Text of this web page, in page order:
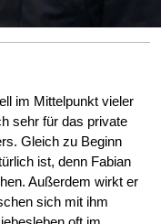
im Mittelpunkt vieler
sehr für das private
Gleich zu Beginn
ist, denn Fabian
Außerdem wirkt er
sich mit ihm